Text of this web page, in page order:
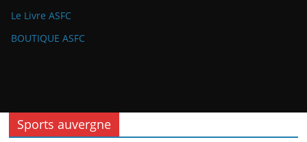
Le Livre ASFC
BOUTIQUE ASFC
Sports auvergne